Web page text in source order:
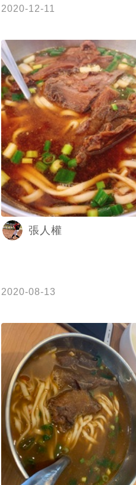
2020-12-11
張人權
2020-08-13